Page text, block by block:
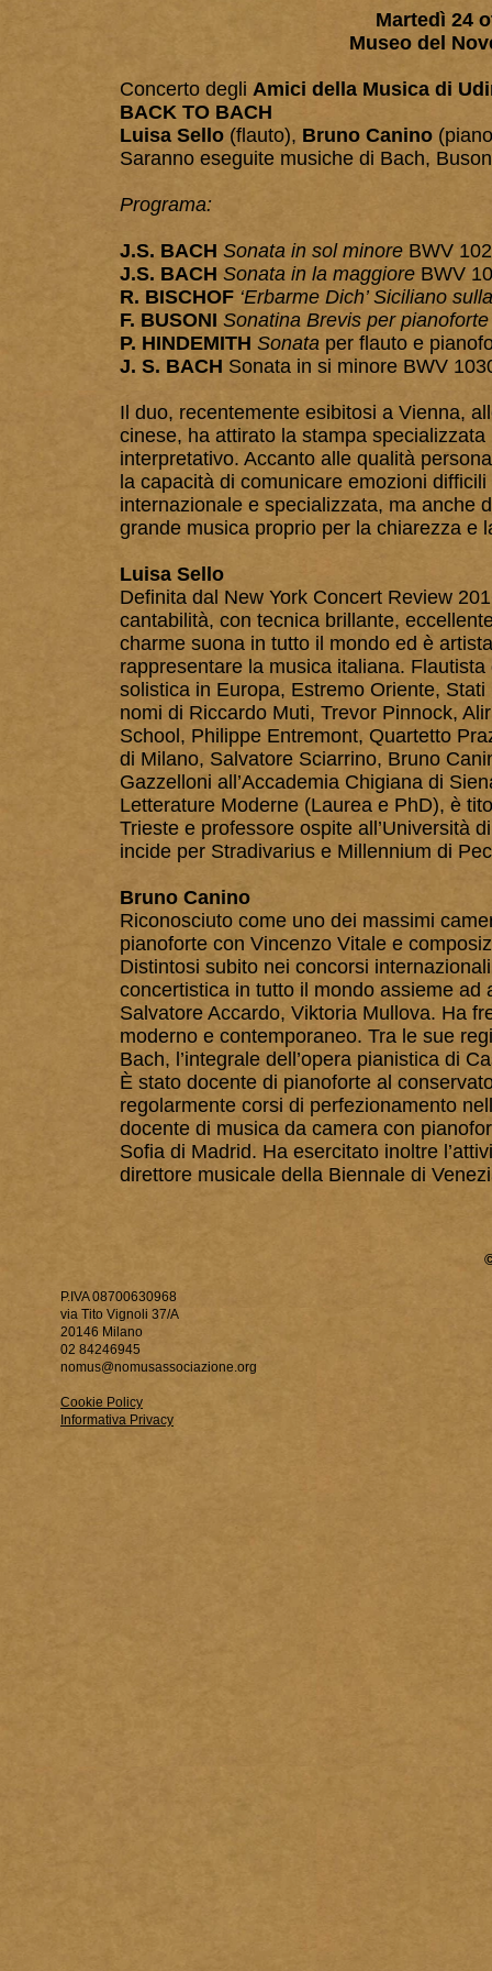
Martedì 24
Museo del
Concerto degli Amici della Musica di
BACK TO BACH
Luisa Sello (flauto), Bruno Canino
Saranno eseguite musiche di Bach,
Programa:
J.S. BACH Sonata in sol minore BWV
J.S. BACH Sonata in la maggiore BWV
R. BISCHOF ‘Erbarme Dich’ Siciliano
F. BUSONI Sonatina Brevis per pianoforte
P. HINDEMITH Sonata per flauto e
J. S. BACH Sonata in si minore BWV
Il duo, recentemente esibitosi a Vienna,
cinese, ha attirato la stampa specializzata
interpretativo. Accanto alle qualità
la capacità di comunicare emozioni
internazionale e specializzata, ma anche
grande musica proprio per la chiarezza e
Luisa Sello
Definita dal New York Concert Review
cantabilità, con tecnica brillante,
charme suona in tutto il mondo ed è
rappresentare la musica italiana.
solistica in Europa, Estremo Oriente,
nomi di Riccardo Muti, Trevor Pinnock,
School, Philippe Entremont, Quartetto
di Milano, Salvatore Sciarrino, Bruno
Gazzelloni all’Accademia Chigiana di
Letterature Moderne (Laurea e PhD), è
Trieste e professore ospite all’Università
incide per Stradivarius e Millennium di
Bruno Canino
Riconosciuto come uno dei massimi
pianoforte con Vincenzo Vitale e
Distintosi subito nei concorsi
concertistica in tutto il mondo assieme
Salvatore Accardo, Viktoria Mullova. Ha
moderno e contemporaneo. Tra le sue
Bach, l’integrale dell’opera pianistica di
È stato docente di pianoforte al
regolarmente corsi di perfezionamento
docente di musica da camera con
Sofia di Madrid. Ha esercitato inoltre
direttore musicale della Biennale di
P.IVA 08700630968
via Tito Vignoli 37/A
20146 Milano
02 84246945
nomus@nomusassociazione.org
Cookie Policy
Informativa Privacy